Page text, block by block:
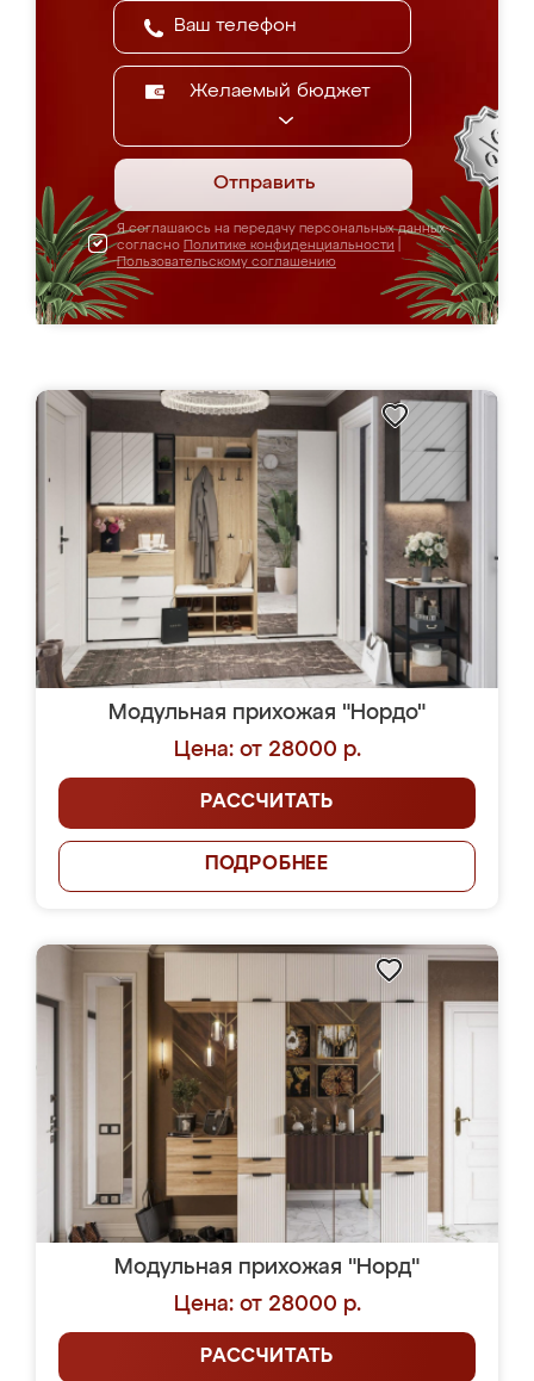
Желаемый бюджет
Отправить
Я соглашаюсь на передачу персональных данных
согласно Политике конфиденциальности
Пользовательскому соглашению
Модульная прихожая "Нордо"
Цена: от 28000 р.
РАССЧИТАТЬ
ПОДРОБНЕЕ
Модульная прихожая "Норд"
Цена: от 28000 р.
РАССЧИТАТЬ